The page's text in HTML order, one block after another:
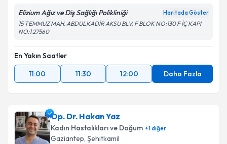
Elizium Ağız ve Diş Sağlığı Polikliniği Haritada Göster
15 TEMMUZ MAH. ABDULKADİR AKSU BLV. F BLOK NO:130 F İÇ KAPI
NO:1 27560
En Yakın Saatler
11:00
11:30 12:00 Daha Fazla
Op. Dr. Hakan Yaz
Kadın Hastalıkları ve Doğum +1diğer
Gaziantep, Şehitkamil